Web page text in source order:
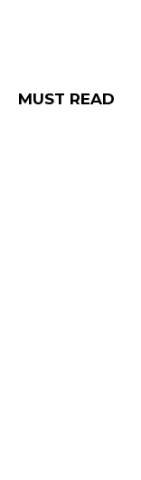
MUST READ